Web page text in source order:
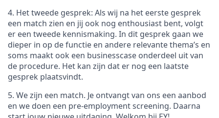
4. Het tweede gesprek: Als wij na het eerste gesprek
een match zien en jij ook nog enthousiast bent, volgt
er een tweede kennismaking. In dit gesprek gaan we
dieper in op de functie en andere relevante thema’s en
soms maakt ook een businesscase onderdeel uit van
de procedure. Het kan zijn dat er nog een laatste
gesprek plaatsvindt.
5. We zijn een match. Je ontvangt van ons een aanbod
en we doen een pre-employment screening. Daarna